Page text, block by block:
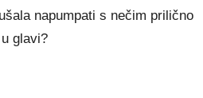
napumpati s nečim prilično
glavi?